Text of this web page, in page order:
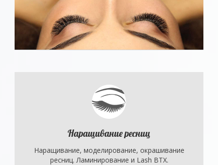
Наращивание ресниц
Наращивание, моделирование, окрашивание
ресниц. Ламинирование и Lash BTX.